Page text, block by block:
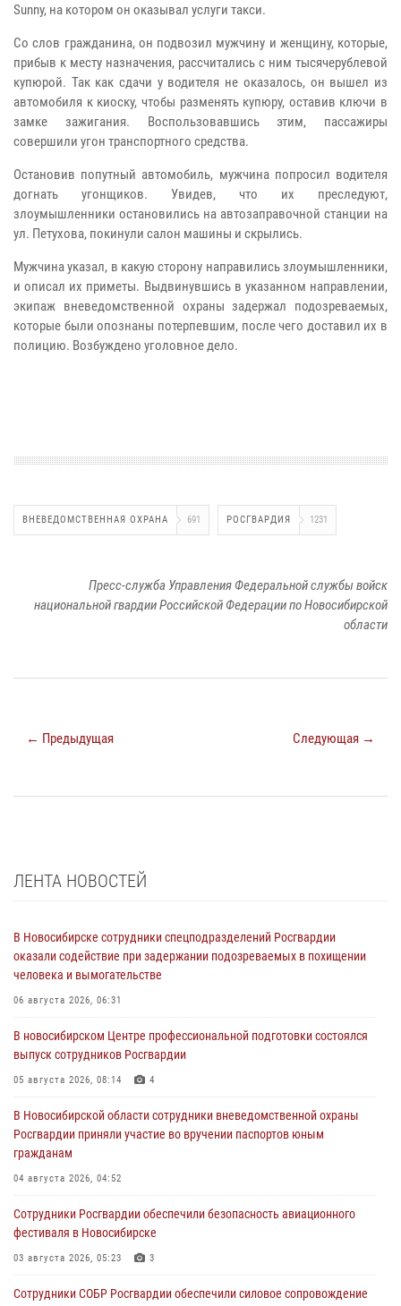
Sunny, на котором он оказывал услуги такси.
Со слов гражданина, он подвозил мужчину и женщину, которые,
прибыв к месту назначения, рассчитались с ним тысячерублевой
купюрой. Так как сдачи у водителя не оказалось, он вышел из
автомобиля к киоску, чтобы разменять купюру, оставив ключи в
замке зажигания. Воспользовавшись этим, пассажиры
совершили угон транспортного средства.
Остановив попутный автомобиль, мужчина попросил водителя
догнать угонщиков. Увидев, что их преследуют,
злоумышленники остановились на автозаправочной станции на
ул. Петухова, покинули салон машины и скрылись.
Мужчина указал, в какую сторону направились злоумышленники,
и описал их приметы. Выдвинувшись в указанном направлении,
экипаж вневедомственной охраны задержал подозреваемых,
которые были опознаны потерпевшим, после чего доставил их в
полицию. Возбуждено уголовное дело.
ВНЕВЕДОМСТВЕННАЯ ОХРАНА 691 РОСГВАРДИЯ 1231
Пресс-служба Управления Федеральной службы войск
национальной гвардии Российской Федерации по Новосибирской
области
← Предыдущая Следующая →
ЛЕНТА НОВОСТЕЙ
В Новосибирске сотрудники спецподразделений Росгвардии
оказали содействие при задержании подозреваемых в похищении
человека и вымогательстве
06 августа 2026, 06:31
В новосибирском Центре профессиональной подготовки состоялся
выпуск сотрудников Росгвардии
05 августа 2026, 08:14 4
В Новосибирской области сотрудники вневедомственной охраны
Росгвардии приняли участие во вручении паспортов юным
гражданам
04 августа 2026, 04:52
Сотрудники Росгвардии обеспечили безопасность авиационного
фестиваля в Новосибирске
03 августа 2026, 05:23 3
Сотрудники СОБР Росгвардии обеспечили силовое сопровождение